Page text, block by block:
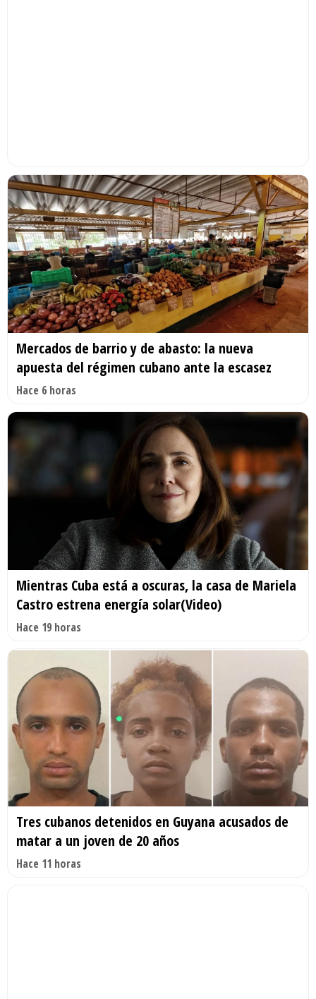
Mercados de barrio y de abasto: la nueva
apuesta del régimen cubano ante la escasez
Hace 6 horas
Mientras Cuba está a oscuras, la casa de Mariela
Castro estrena energía solar(Video)
Hace 19 horas
Tres cubanos detenidos en Guyana acusados de
matar a un joven de 20 años
Hace 11 horas